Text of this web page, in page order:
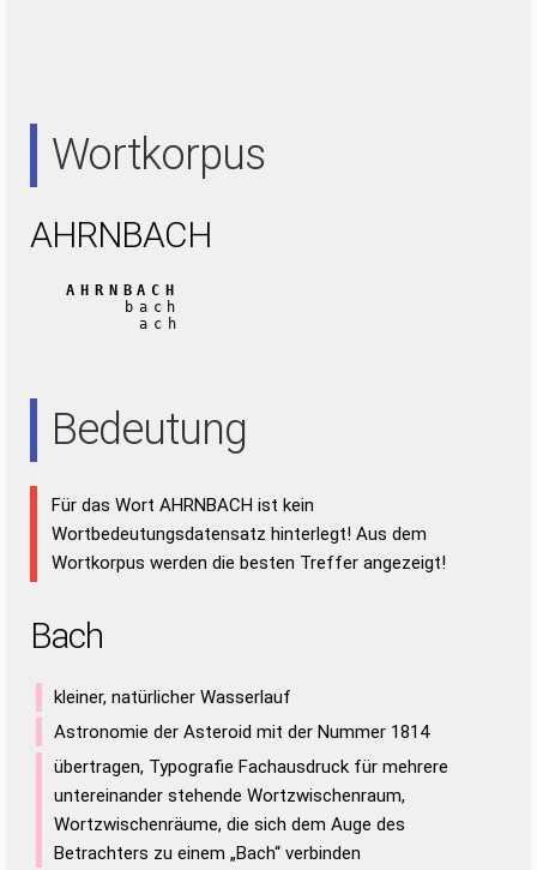
Wortkorpus
AHRNBACH
AHRNBACH
bach
ach
Bedeutung
Für das Wort AHRNBACH ist kein
Wortbedeutungsdatensatz hinterlegt! Aus dem
Wortkorpus werden die besten Treffer angezeigt!
Bach
kleiner, natürlicher Wasserlauf
Astronomie der Asteroid mit der Nummer 1814
übertragen, Typografie Fachausdruck für mehrere
untereinander stehende Wortzwischenraum,
Wortzwischenräume, die sich dem Auge des
Betrachters zu einem „Bach“ verbinden